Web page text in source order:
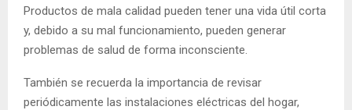
Productos de mala calidad pueden tener una vida útil corta
y, debido a su mal funcionamiento, pueden generar
problemas de salud de forma inconsciente.
También se recuerda la importancia de revisar
periódicamente las instalaciones eléctricas del hogar,